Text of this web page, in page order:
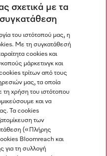
σχετικά με τα
του ιστότοπού μας, η
Με τη συγκατάθεσή
cookies και
μάρκετινγκ και
τρίτων από τους
μας, τα οποία
τη χρήση του ιστότοπου
και να
Τα cookies
των
(«Πλήρης
Bloomreach και
για τη συλλογή